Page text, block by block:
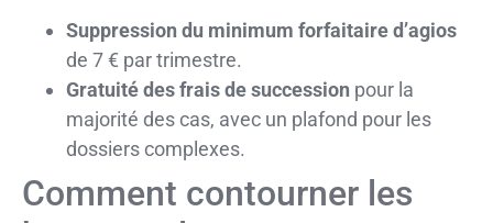
Suppression du minimum forfaitaire d’agios
de 7 € par trimestre.
Gratuité des frais de succession pour la
majorité des cas, avec un plafond pour les
dossiers complexes.
Comment contourner les